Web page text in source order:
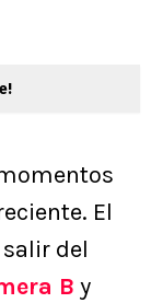
El
del
B y